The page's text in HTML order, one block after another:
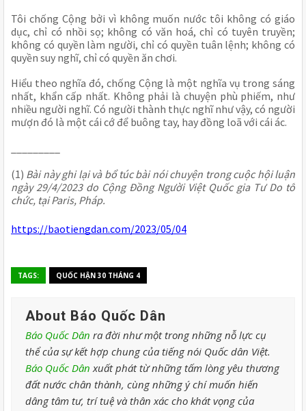
Tôi chống Cộng bởi vì không muốn nước tôi không có giáo
dục, chỉ có nhồi sọ; không có văn hoá, chỉ có tuyên truyền;
không có quyền làm người, chỉ có quyền tuân lệnh; không có
quyền suy nghĩ, chỉ có quyền ăn chơi.
Hiểu theo nghĩa đó, chống Cộng là một nghĩa vụ trong sáng
nhất, khẩn cấp nhất. Không phải là chuyện phù phiếm, như
nhiều người nghĩ. Có người thành thực nghĩ như vậy, có người
mượn đó là một cái cớ để buông tay, hay đồng loã với cái ác.
(1) Bài này ghi lại và bổ túc bài nói chuyện trong cuộc hội luận
ngày 29/4/2023 do Cộng Đồng Người Việt Quốc gia Tư Do tổ
chức, tại Paris, Pháp.
https://baotiengdan.com/2023/05/04
TAGS: QUỐC HẬN 30 THÁNG 4
About Báo Quốc Dân
Báo Quốc Dân ra đời như một trong những nỗ lực cụ
thể của sự kết hợp chung của tiếng nói Quốc dân Việt.
Báo Quốc Dân xuất phát từ những tấm lòng yêu thương
đất nước chân thành, cùng những ý chí muốn hiến
dâng tâm tư, trí tuệ và thân xác cho khát vọng của